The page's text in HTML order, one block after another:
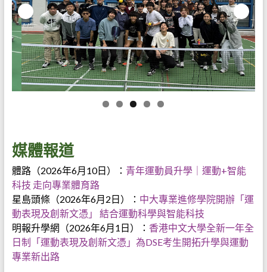
媒體報道
體路（2026年6月10日）： 青年運動員升學｜運動+智能
科技 走向專業體育路
星島頭條（2026年6月2日）： 中大專業進修學院開辦「運
動表現及創新文憑」 結合運動科學與智能科技
明報升學網（2026年6月1日）： 香港中文大學全新一年全
日制「運動表現及創新文憑」為DSE考生開拓升學與運動
專業新出路